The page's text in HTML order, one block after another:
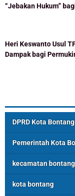
“Jebakan Hukum”
Heri Keswanto Usul
Dampak bagi
DPRD Kota Bontang
Pemerintah Kota
kecamatan
kota bontang